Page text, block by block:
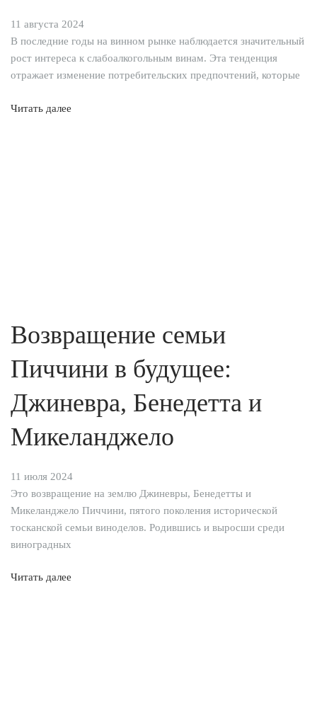
11 августа 2024
В последние годы на винном рынке наблюдается значительный
рост интереса к слабоалкогольным винам. Эта тенденция
отражает изменение потребительских предпочтений, которые
Читать далее
Возвращение семьи
Пиччини в будущее:
Джиневра, Бенедетта и
Микеланджело
11 июля 2024
Это возвращение на землю Джиневры, Бенедетты и
Микеланджело Пиччини, пятого поколения исторической
тосканской семьи виноделов. Родившись и выросши среди
виноградных
Читать далее